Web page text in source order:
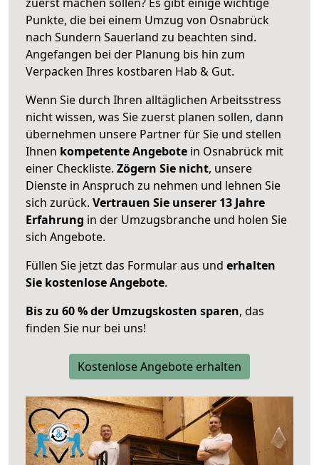
Punkte, die bei einem Umzug von Osnabrück
nach Sundern Sauerland zu beachten sind.
Angefangen bei der Planung bis hin zum
Verpacken Ihres kostbaren Hab & Gut.
Wenn Sie durch Ihren alltäglichen Arbeitsstress
nicht wissen, was Sie zuerst planen sollen, dann
übernehmen unsere Partner für Sie und stellen
Ihnen kompetente Angebote in Osnabrück mit
einer Checkliste. Zögern Sie nicht, unsere
Dienste in Anspruch zu nehmen und lehnen Sie
sich zurück. Vertrauen Sie unserer 13 Jahre
Erfahrung in der Umzugsbranche und holen Sie
sich Angebote.
Füllen Sie jetzt das Formular aus und erhalten
Sie kostenlose Angebote.
Bis zu 60 % der Umzugskosten sparen, das
finden Sie nur bei uns!
Kostenlose Angebote erhalten